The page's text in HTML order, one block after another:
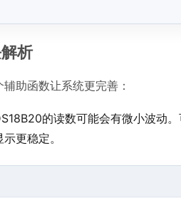
析
助函数让系统更完善：
的读数可能会有微小波动
更稳定。